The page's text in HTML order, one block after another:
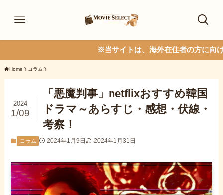
※当サイトは、海外在住者の方に向けて情報を
Home コラム
「悪魔判事」netflixおすすめ韓国
ドラマ～あらすじ・感想・伏線・
考察！
2024
1/09
コラム 2024年1月9日 2024年1月31日